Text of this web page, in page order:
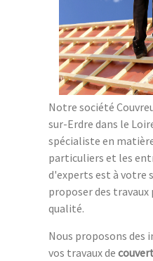
Notre société
sur-Erdre dans le
spécialiste en
particuliers et les
d'experts est à votre
proposer des
qualité.
Nous proposons des
vos travaux de